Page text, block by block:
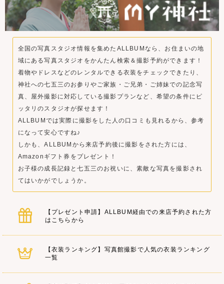
全国の写真スタジオ情報を集めたALLBUMなら、お住まいの地
域にある写真スタジオをかんたん検索＆撮影予約ができます！
着物やドレスなどのレンタルできる衣装をチェックできたり、
神社への七五三のお参りやご家族・ご兄弟・ご姉妹での記念写
真、屋外撮影に対応している撮影プランなど、希望の条件にピ
ッタリのスタジオが探せます！
ALLBUMでは実際に撮影をした人の口コミも見れるから、参考
になって安心ですね♪
しかも、ALLBUMから来店予約後に撮影をされた方には、
Amazonギフト券をプレゼント！
お子様の成長記録と七五三のお祝いに、素敵な写真を撮影され
てはいかがでしょうか。
【プレゼント申請】ALLBUM経由での来店予約された方
はこちらから
【衣装ランキング】写真館撮影で人気の衣装ランキング
一覧